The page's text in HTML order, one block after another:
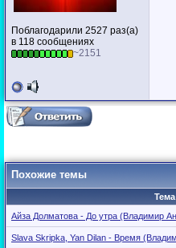
Поблагодарили 2527 раз(а)
в 118 сообщениях
~2151
Похожие темы
Тема
Айза Долматова - До утра (Владимир
Slava Skripka, Yan Dilan - Время